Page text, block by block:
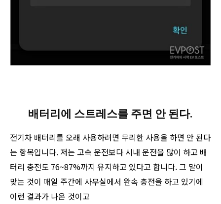
배터리에 스트레스를 주면 안 된다.
전기차 배터리를 오래 사용하려면 무리한 사용을 하면 안 된다
는 항목입니다. 저는 고속 운전보다 시내 운전을 많이 하고 배
터리 충전도 76~87%까지 유지하고 있다고 합니다. 그 말이
맞는 것이 매일 주간에 사무실에서 완속 충전을 하고 있기에
이런 결과가 나온 것이고